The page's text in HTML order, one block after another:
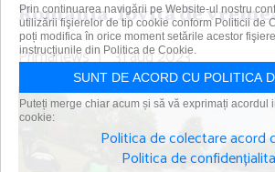
România, lovită de
Primanews | 31 aug 2023
Prin continuarea navigării pe Website-ul nostru
utilizării fişierelor de tip cookie conform Politicii de
poți modifica în orice moment setările acestor
instrucțiunile din Politica de Cookie.
SUNT DE ACORD CU POLITICA
Puteți merge chiar acum și să vă exprimați acordul
cookie:
Politica de colectare acord
Politica de